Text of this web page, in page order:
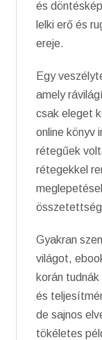
és
lelki erő és
ereje.
Egy
amely
csak eleget
online könyv
rétegűek
rétegekkel
Gyakran
világot,
korán
és
de sajnos
tökéletes